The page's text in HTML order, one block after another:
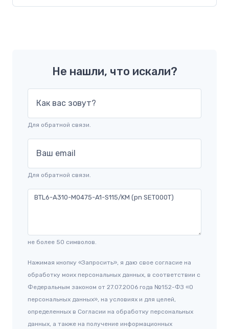
Не нашли, что искали?
Как вас зовут?
Для обратной связи.
Ваш email
Для обратной связи.
не более 50 символов.
Нажимая кнопку «Запросить», я даю свое согласие на
обработку моих персональных данных, в соответствии с
Федеральным законом от 27.07.2006 года №152-ФЗ «О
персональных данных», на условиях и для целей,
определенных в Согласии на обработку персональных
данных, а также на получение информационных